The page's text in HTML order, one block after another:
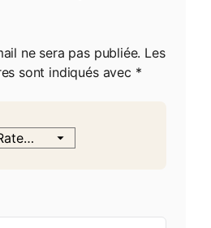
ne sera pas publiée. Les
sont indiqués avec *